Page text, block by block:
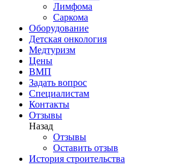
Лимфома
Саркома
Оборудование
Детская онкология
Медтуризм
Цены
ВМП
Задать вопрос
Специалистам
Контакты
Отзывы
Назад
Отзывы
Оставить отзыв
История строительства